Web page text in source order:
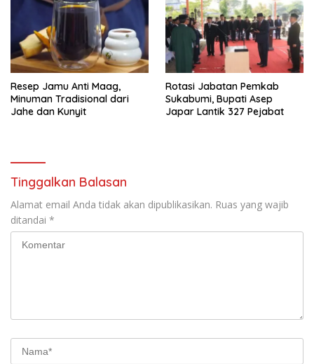
Resep Jamu Anti Maag,
Minuman Tradisional dari
Jahe dan Kunyit
Rotasi Jabatan Pemkab
Sukabumi, Bupati Asep
Japar Lantik 327 Pejabat
Tinggalkan Balasan
Alamat email Anda tidak akan dipublikasikan. Ruas yang wajib
ditandai *